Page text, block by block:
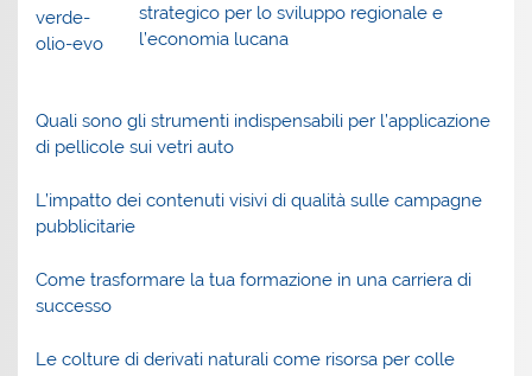
strategico per lo sviluppo regionale e
l’economia lucana
Quali sono gli strumenti indispensabili per l’applicazione
di pellicole sui vetri auto
L’impatto dei contenuti visivi di qualità sulle campagne
pubblicitarie
Come trasformare la tua formazione in una carriera di
successo
Le colture di derivati naturali come risorsa per colle